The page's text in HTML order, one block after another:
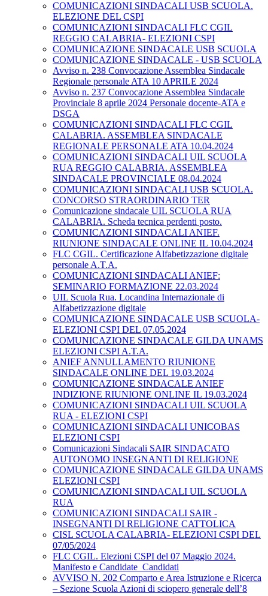
COMUNICAZIONI SINDACALI USB SCUOLA.
ELEZIONE DEL CSPI
COMUNICAZIONI SINDACALI FLC CGIL
REGGIO CALABRIA- ELEZIONI CSPI
COMUNICAZIONE SINDACALE USB SCUOLA
COMUNICAZIONE SINDACALE - USB SCUOLA
Avviso n. 238 Convocazione Assemblea Sindacale
Regionale personale ATA 10 APRILE 2024
Avviso n. 237 Convocazione Assemblea Sindacale
Provinciale 8 aprile 2024 Personale docente-ATA e
DSGA
COMUNICAZIONI SINDACALI FLC CGIL
CALABRIA. ASSEMBLEA SINDACALE
REGIONALE PERSONALE ATA 10.04.2024
COMUNICAZIONI SINDACALI UIL SCUOLA
RUA REGGIO CALABRIA. ASSEMBLEA
SINDACALE PROVINCIALE 08.04.2024
COMUNICAZIONI SINDACALI USB SCUOLA.
CONCORSO STRAORDINARIO TER
Comunicazione sindacale UIL SCUOLA RUA
CALABRIA. Scheda tecnica perdenti posto.
COMUNICAZIONI SINDACALI ANIEF.
RIUNIONE SINDACALE ONLINE IL 10.04.2024
FLC CGIL. Certificazione Alfabetizzazione digitale
personale A.T.A.
COMUNICAZIONI SINDACALI ANIEF:
SEMINARIO FORMAZIONE 22.03.2024
UIL Scuola Rua. Locandina Internazionale di
Alfabetizzazione digitale
COMUNICAZIONE SINDACALE USB SCUOLA-
ELEZIONI CSPI DEL 07.05.2024
COMUNICAZIONE SINDACALE GILDA UNAMS
ELEZIONI CSPI A.T.A.
ANIEF ANNULLAMENTO RIUNIONE
SINDACALE ONLINE DEL 19.03.2024
COMUNICAZIONE SINDACALE ANIEF
INDIZIONE RIUNIONE ONLINE IL 19.03.2024
COMUNICAZIONI SINDACALI UIL SCUOLA
RUA - ELEZIONI CSPI
COMUNICAZIONI SINDACALI UNICOBAS
ELEZIONI CSPI
Comunicazioni Sindacali SAIR SINDACATO
AUTONOMO INSEGNANTI DI RELIGIONE
COMUNICAZIONE SINDACALE GILDA UNAMS
ELEZIONI CSPI
COMUNICAZIONI SINDACALI UIL SCUOLA
RUA
COMUNICAZIONI SINDACALI SAIR -
INSEGNANTI DI RELIGIONE CATTOLICA
CISL SCUOLA CALABRIA- ELEZIONI CSPI DEL
07/05/2024
FLC CGIL. Elezioni CSPI del 07 Maggio 2024.
Manifesto e Candidate_Candidati
AVVISO N. 202 Comparto e Area Istruzione e Ricerca
– Sezione Scuola Azioni di sciopero generale dell’8